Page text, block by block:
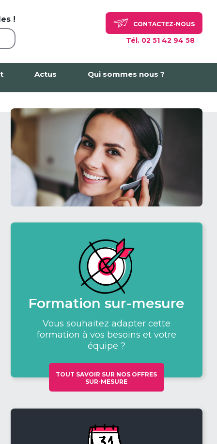
!
CONTACTEZ-NOUS
Tél. 02 51 42 94 58
Actus Qui sommes nous ?
Formation sur-mesure
Vous souhaitez adapter cette
formation à vos besoins et votre
équipe ?
TOUT SAVOIR SUR NOS OFFRES
SUR-MESURE